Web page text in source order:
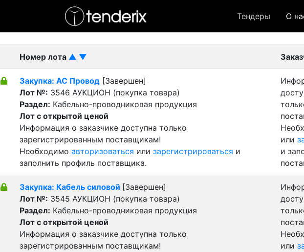
Тендеры О
- Завершенный лот
Номер лота ▲ ▼
Закупка: АС Провод [Завершен]
Лот №: 3546 АУКЦИОН (покупка товара)
Раздел: Кабельно-проводниковая продукция
Лот с открытой ценой
Информация о заказчике доступна только
зарегистрированным поставщикам!
Необходимо авторизоваться или зарегистрироваться и
заполнить профиль поставщика.
или
и
Закупка: Кабель силовой [Завершен]
Лот №: 3545 АУКЦИОН (покупка товара)
Раздел: Кабельно-проводниковая продукция
Лот с открытой ценой
Информация о заказчике доступна только
зарегистрированным поставщикам!
или